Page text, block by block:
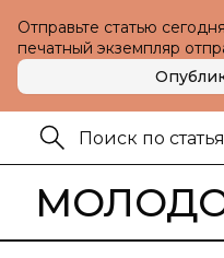
Отправьте статью
печатный экземпляр